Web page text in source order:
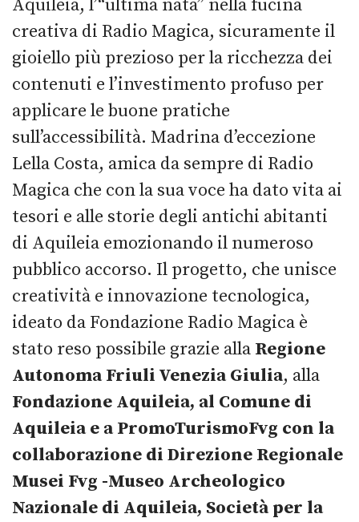
Aquileia, l’“ultima nata” nella fucina
creativa di Radio Magica, sicuramente il
gioiello più prezioso per la ricchezza dei
contenuti e l’investimento profuso per
applicare le buone pratiche
sull’accessibilità. Madrina d’eccezione
Lella Costa, amica da sempre di Radio
Magica che con la sua voce ha dato vita ai
tesori e alle storie degli antichi abitanti
di Aquileia emozionando il numeroso
pubblico accorso. Il progetto, che unisce
creatività e innovazione tecnologica,
ideato da Fondazione Radio Magica è
stato reso possibile grazie alla Regione
Autonoma Friuli Venezia Giulia, alla
Fondazione Aquileia, al Comune di
Aquileia e a PromoTurismoFvg con la
collaborazione di Direzione Regionale
Musei Fvg -Museo Archeologico
Nazionale di Aquileia, Società per la